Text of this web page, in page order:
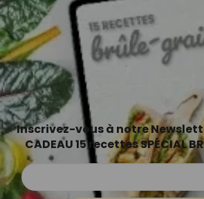
Inscrivez-vous à notre
CADEAU 15 recettes SPÉCIAL